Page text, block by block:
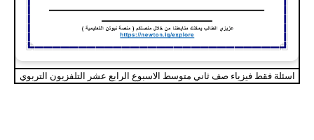
اسئلة فقط فيزياء صف ثاني متوسط الاسبوع الرابع عشر التلفزيون التربوي